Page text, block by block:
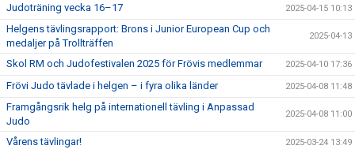
Judoträning vecka 16–17 2025-04-15 10:13
Helgens tävlingsrapport: Brons i Junior European Cup och
medaljer på Trollträffen
2025-04-13
Skol RM och Judofestivalen 2025 för Frövis medlemmar 2025-04-10 17:36
Frövi Judo tävlade i helgen – i fyra olika länder 2025-04-08 11:48
Framgångsrik helg på internationell tävling i Anpassad
Judo
2025-04-08 11:00
Vårens tävlingar! 2025-03-24 13:49